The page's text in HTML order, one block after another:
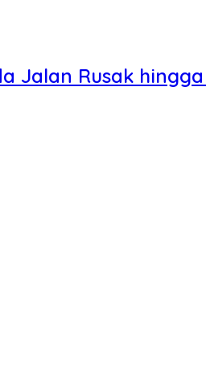
Jalan Rusak